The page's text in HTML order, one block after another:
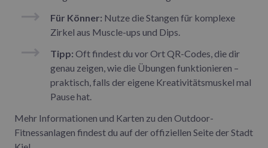
Für Könner: Nutze die Stangen für komplexe
Zirkel aus Muscle-ups und Dips.
Tipp: Oft findest du vor Ort QR-Codes, die dir
genau zeigen, wie die Übungen funktionieren –
praktisch, falls der eigene Kreativitätsmuskel mal
Pause hat.
Mehr Informationen und Karten zu den Outdoor-
Fitnessanlagen findest du auf der offiziellen Seite der Stadt